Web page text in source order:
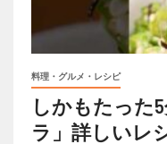
料理・グルメ・レシピ
しかもたった
ラ」詳しいレ